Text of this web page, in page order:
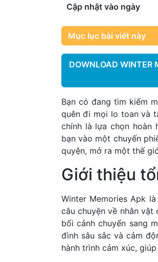
Cập nhật vào ngày
Mục lục bài viết này
DOWNLOAD WINTER
Bạn có đang tìm kiếm
quên đi mọi lo toan và
chính là lựa chọn hoàn
bạn vào một chuyến
quyện, mở ra một thế
Giới thiệu
Winter Memories Apk
câu chuyện về nhân vật
bối cảnh chuyển sang
đình sâu sắc và cảm
hành trình cảm xúc,